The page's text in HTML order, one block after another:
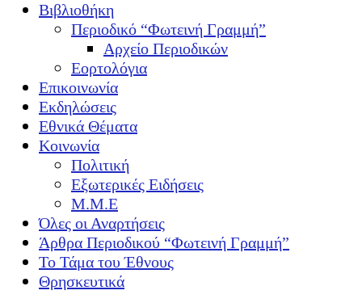
Βιβλιοθήκη
Περιοδικό “Φωτεινή Γραμμή”
Αρχείο Περιοδικών
Εορτολόγια
Επικοινωνία
Εκδηλώσεις
Εθνικά Θέματα
Κοινωνία
Πολιτική
Εξωτερικές Ειδήσεις
Μ.Μ.Ε
Όλες οι Αναρτήσεις
Άρθρα Περιοδικού “Φωτεινή Γραμμή”
Το Τάμα του Έθνους
Θρησκευτικά